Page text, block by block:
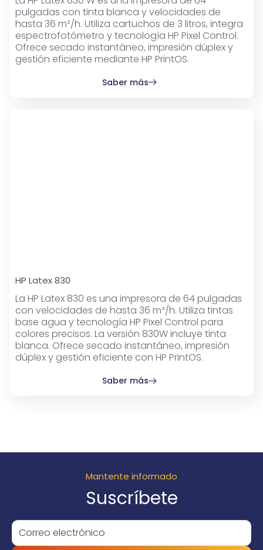
pulgadas con tinta blanca y velocidades de
hasta 36 m²/h. Utiliza cartuchos de 3 litros, integra
espectrofotómetro y tecnología HP Pixel Control.
Ofrece secado instantáneo, impresión dúplex y
gestión eficiente mediante HP PrintOS.
Saber más
HP Latex 830
La HP Latex 830 es una impresora de 64 pulgadas
con velocidades de hasta 36 m²/h. Utiliza tintas
base agua y tecnología HP Pixel Control para
colores precisos. La versión 830W incluye tinta
blanca. Ofrece secado instantáneo, impresión
dúplex y gestión eficiente con HP PrintOS.
Saber más
Mantente informado
Suscríbete